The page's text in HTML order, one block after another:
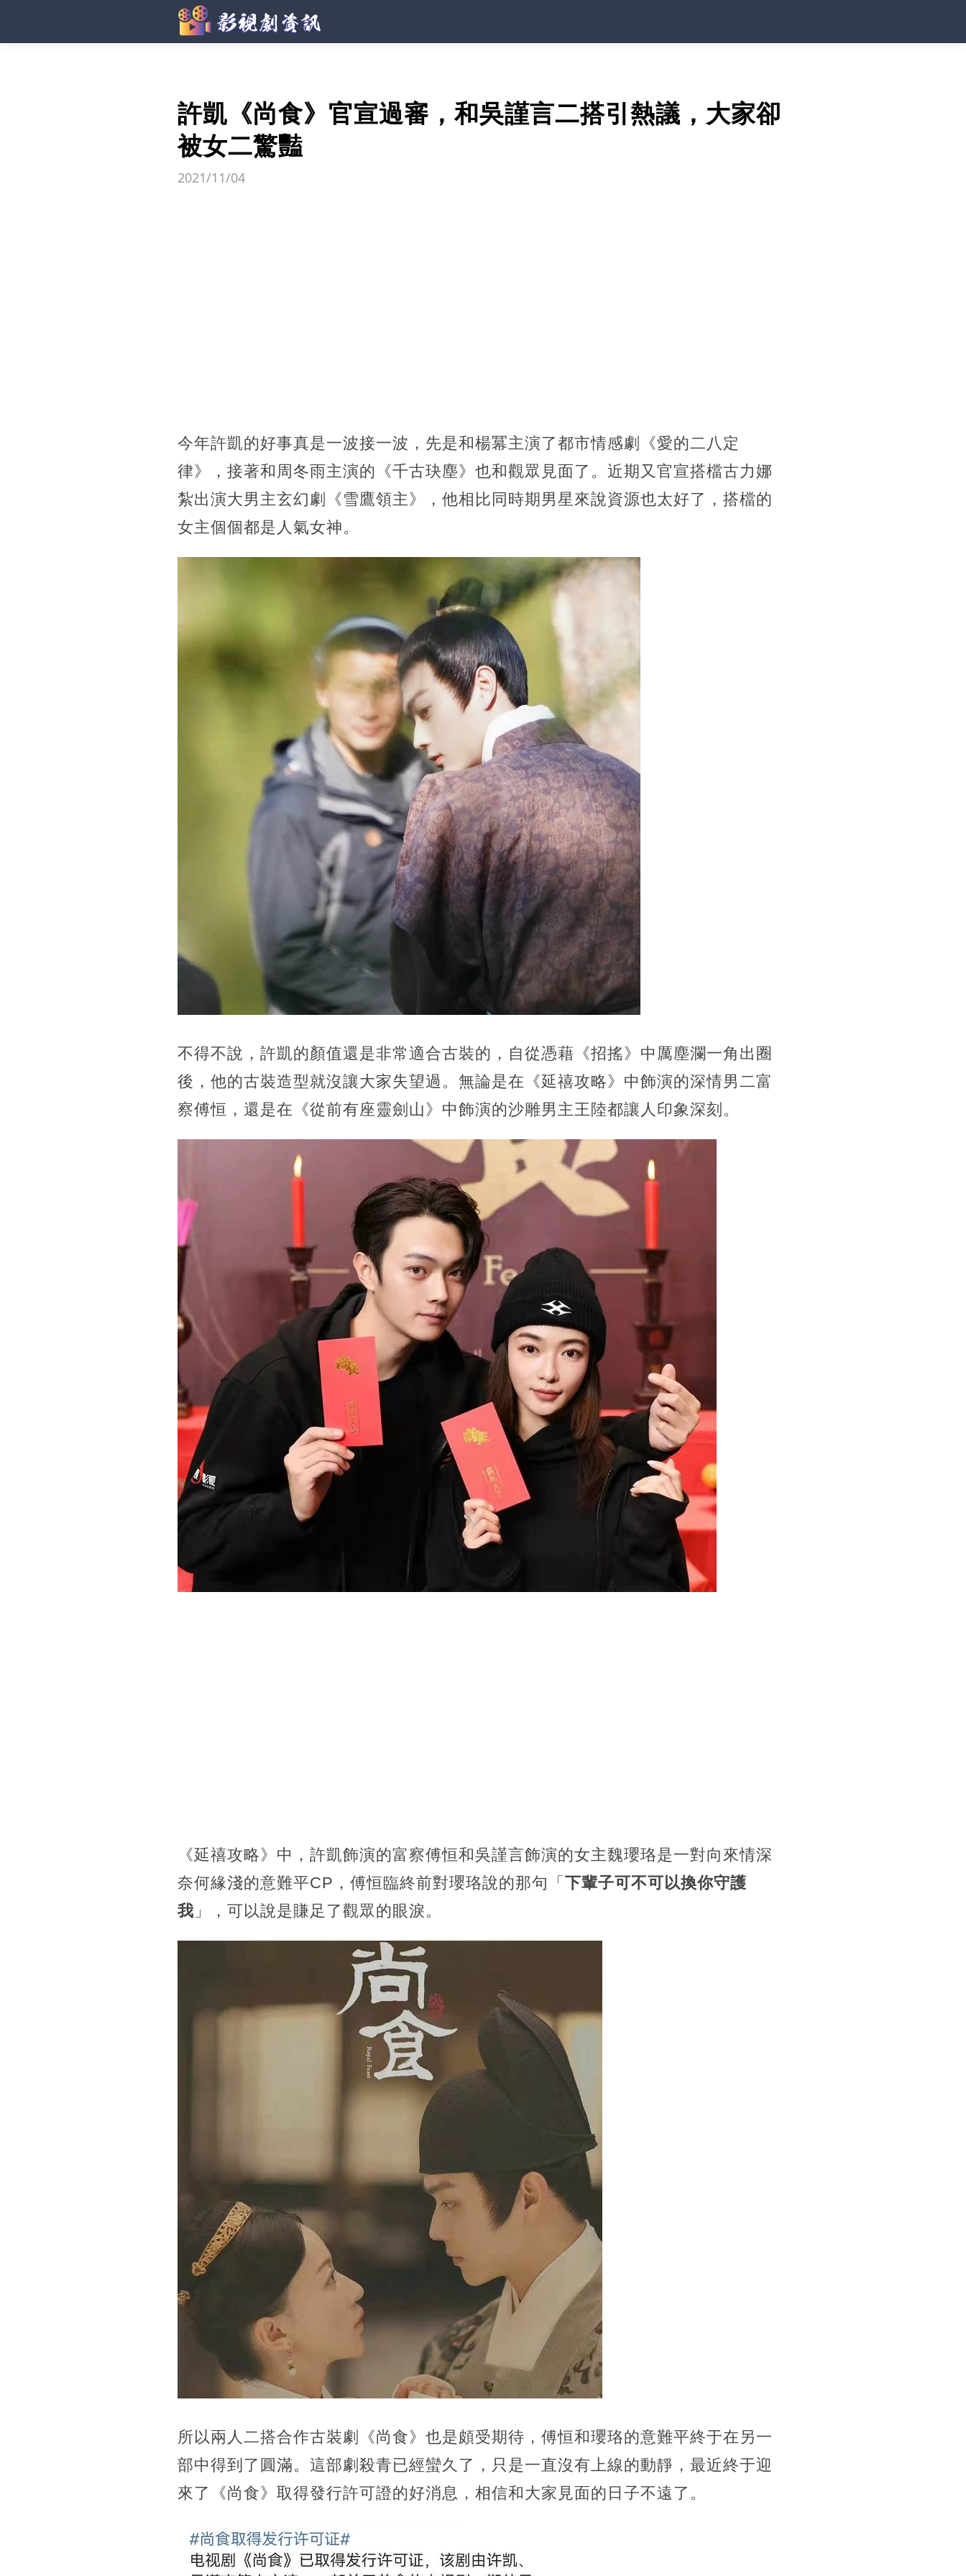
許凱《尚食》官宣過審，和吳謹言二搭引熱議，大家卻
被女二驚豔
2021/11/04
今年許凱的好事真是一波接一波，先是和楊冪主演了都市情感劇《愛的二八定
律》，接著和周冬雨主演的《千古玦塵》也和觀眾見面了。近期又官宣搭檔古力娜
紮出演大男主玄幻劇《雪鷹領主》，他相比同時期男星來說資源也太好了，搭檔的
女主個個都是人氣女神。
不得不說， 許凱的顏值還是非常適合古裝的，自從憑藉《招搖》中厲塵瀾一角出圈
後，他的古裝造型就沒讓大家失望過。無論是在《延禧攻略》中飾演的深情男二富
察傅恒，還是在《從前有座靈劍山》中飾演的沙雕男主王陸都讓人印象深刻。
《延禧攻略》中，許凱飾演的富察傅恒和吳謹言飾演的女主魏瓔珞是一對向來情深
奈何緣淺的意難平CP，傅恒臨終前對瓔珞說的那句「 下輩子可不可以換你守護
我 」，可以說是賺足了觀眾的眼淚。
所以兩人二搭合作古裝劇《尚食》也是頗受期待，傅恒和瓔珞的意難平終于在另一
部中得到了圓滿。這部劇殺青已經蠻久了，只是一直沒有上線的動靜，最近終于迎
來了《尚食》取得發行許可證的好消息，相信和大家見面的日子不遠了。